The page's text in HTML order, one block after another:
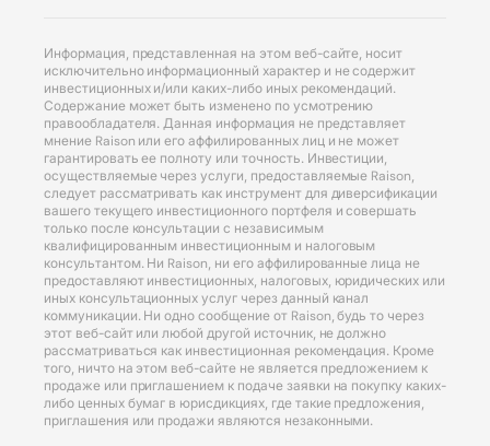
Информация, представленная на этом веб-сайте, носит
исключительно информационный характер и не содержит
инвестиционных и/или каких-либо иных рекомендаций.
Содержание может быть изменено по усмотрению
правообладателя. Данная информация не представляет
мнение Raison или его аффилированных лиц и не может
гарантировать ее полноту или точность. Инвестиции,
осуществляемые через услуги, предоставляемые Raison,
следует рассматривать как инструмент для диверсификации
вашего текущего инвестиционного портфеля и совершать
только после консультации с независимым
квалифицированным инвестиционным и налоговым
консультантом. Ни Raison, ни его аффилированные лица не
предоставляют инвестиционных, налоговых, юридических или
иных консультационных услуг через данный канал
коммуникации. Ни одно сообщение от Raison, будь то через
этот веб-сайт или любой другой источник, не должно
рассматриваться как инвестиционная рекомендация. Кроме
того, ничто на этом веб-сайте не является предложением к
продаже или приглашением к подаче заявки на покупку каких-
либо ценных бумаг в юрисдикциях, где такие предложения,
приглашения или продажи являются незаконными.